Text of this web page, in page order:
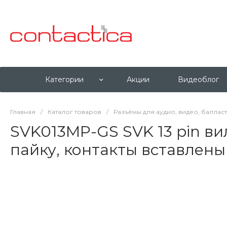
Категории Акции Видеоблог
Главная / Каталог товаров / Разъёмы для аудио, видео,
SVK013MP-GS SVK 13 pin
пайку, контакты вставлены